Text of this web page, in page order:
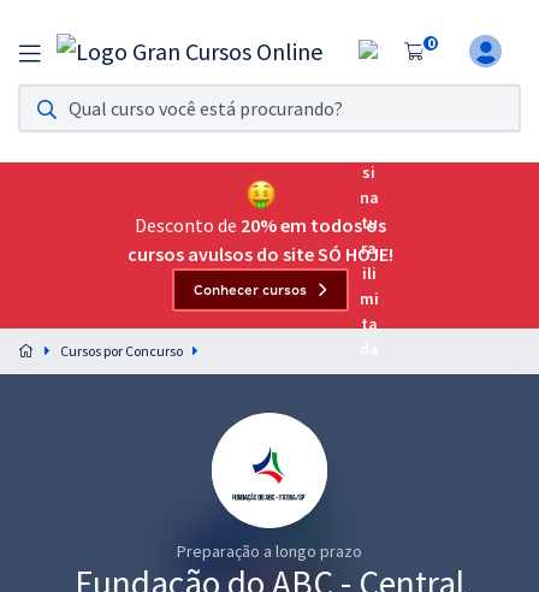
0
Assinatura Ilimitada 11
Acesso a todos os cursos. Teste grátis por 7 dias!
Assinatura OAB Até Passar
Acesso ilimitado a toda preparação para o Exame da
Preparação completa e intensiva para as principais
residências em saúde do Brasil
Desconto de 20% em todos os
cursos avulsos do site SÓ HOJE!
Conhecer cursos
Cursos por Concurso
Preparação a longo prazo
Fundação do ABC - Central